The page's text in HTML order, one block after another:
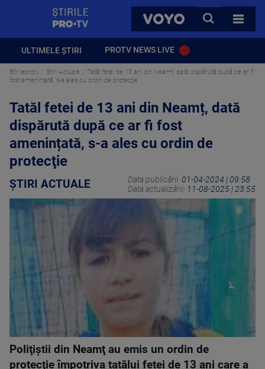
VOYO
CAUTA
TOATE
ULTIMELE ȘTIRI PROTV NEWS LIVE
Stirileprotv Știri Actuale
Tatăl fetei de 13 ani din Neamț, dată dispărută după ce ar fi
fost amenințată, s-a ales cu ordin de protecţie
Tatăl fetei de 13 ani din Neamț, dată
dispărută după ce ar fi fost
amenințată, s-a ales cu ordin de
protecţie
ȘTIRI ACTUALE Data publicării: 01-04-2024 | 09:58
Data actualizării: 11-08-2025 | 23:55
Poliţiştii din Neamţ au emis un ordin de
protecţie împotriva tatălui fetei de 13 ani care a